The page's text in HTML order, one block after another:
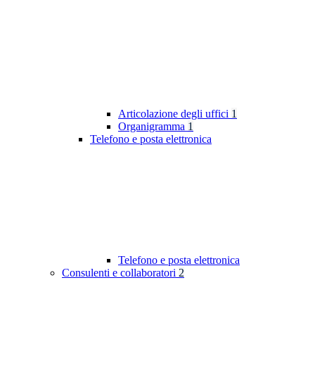
Articolazione degli uffici 1
Organigramma 1
Telefono e posta elettronica
Telefono e posta elettronica
Consulenti e collaboratori 2